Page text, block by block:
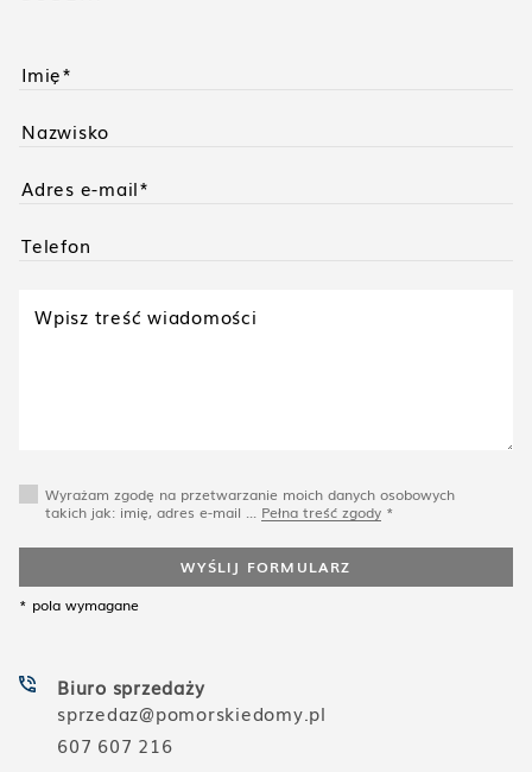
Biuro sprzedaży
sprzedaz@pomorskiedomy.pl
607 607 216
Wyrażam zgodę na przetwarzanie moich danych osobowych
takich jak: imię, adres e-mail ... Pełna treść zgody *
WYŚLIJ FORMULARZ
* pola wymagane